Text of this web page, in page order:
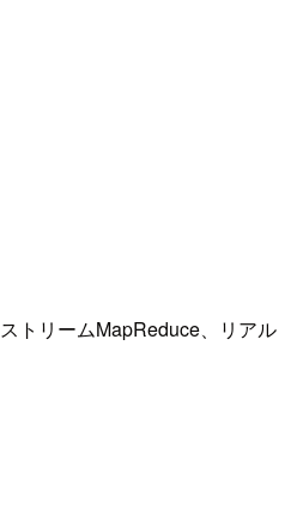
トリームMapReduce、リアル